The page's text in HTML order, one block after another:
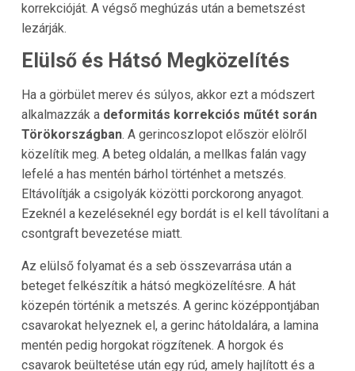
korrekcióját. A végső meghúzás után a bemetszést
lezárják.
Elülső és Hátsó Megközelítés
Ha a görbület merev és súlyos, akkor ezt a módszert
alkalmazzák a deformitás korrekciós műtét során
Törökországban. A gerincoszlopot először elölről
közelítik meg. A beteg oldalán, a mellkas falán vagy
lefelé a has mentén bárhol történhet a metszés.
Eltávolítják a csigolyák közötti porckorong anyagot.
Ezeknél a kezeléseknél egy bordát is el kell távolítani a
csontgraft bevezetése miatt.
Az elülső folyamat és a seb összevarrása után a
beteget felkészítik a hátsó megközelítésre. A hát
közepén történik a metszés. A gerinc középpontjában
csavarokat helyeznek el, a gerinc hátoldalára, a lamina
mentén pedig horgokat rögzítenek. A horgok és
csavarok beültetése után egy rúd, amely hajlított és a